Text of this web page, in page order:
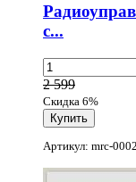
с...
2 599
Скидка 6%
Артикул: mrc-